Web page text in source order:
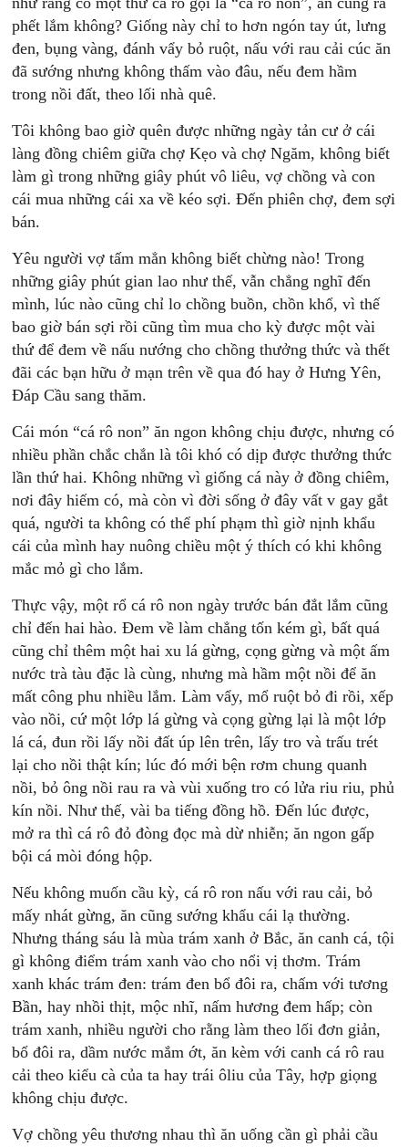
phết lắm không? Giống này chỉ to hơn ngón tay út, lưng
đen, bụng vàng, đánh vẩy bỏ ruột, nấu với rau cải cúc ăn
đã sướng nhưng không thấm vào đâu, nếu đem hầm
trong nồi đất, theo lối nhà quê.
Tôi không bao giờ quên được những ngày tản cư ở cái
làng đồng chiêm giữa chợ Kẹo và chợ Ngăm, không biết
làm gì trong những giây phút vô liêu, vợ chồng và con
cái mua những cái xa về kéo sợi. Đến phiên chợ, đem sợi
bán.
Yêu người vợ tấm mẳn không biết chừng nào! Trong
những giây phút gian lao như thế, vẫn chẳng nghĩ đến
mình, lúc nào cũng chỉ lo chồng buồn, chồn khổ, vì thế
bao giờ bán sợi rồi cũng tìm mua cho kỳ được một vài
thứ để đem về nấu nướng cho chồng thưởng thức và thết
đãi các bạn hữu ở mạn trên về qua đó hay ở Hưng Yên,
Đáp Cầu sang thăm.
Cái món “cá rô non” ăn ngon không chịu được, nhưng có
nhiều phần chắc chắn là tôi khó có dịp được thưởng thức
lần thứ hai. Không những vì giống cá này ở đồng chiêm,
nơi đây hiếm có, mà còn vì đời sống ở đây vất v gay gắt
quá, người ta không có thể phí phạm thì giờ nịnh khẩu
cái của mình hay nuông chiều một ý thích có khi không
mắc mỏ gì cho lắm.
Thực vậy, một rổ cá rô non ngày trước bán đắt lắm cũng
chỉ đến hai hào. Đem về làm chẳng tốn kém gì, bất quá
cũng chỉ thêm một hai xu lá gừng, cọng gừng và một ấm
nước trà tàu đặc là cùng, nhưng mà hầm một nồi để ăn
mất công phu nhiều lắm. Làm vẩy, mổ ruột bỏ đi rồi, xếp
vào nồi, cứ một lớp lá gừng và cọng gừng lại là một lớp
lá cá, đun rồi lấy nồi đất úp lên trên, lấy tro và trấu trét
lại cho nồi thật kín; lúc đó mới bện rơm chung quanh
nồi, bỏ ông nồi rau ra và vùi xuống tro có lửa riu riu, phủ
kín nồi. Như thế, vài ba tiếng đồng hồ. Đến lúc được,
mở ra thì cá rô đỏ đòng đọc mà dừ nhiễn; ăn ngon gấp
bội cá mòi đóng hộp.
Nếu không muốn cầu kỳ, cá rô ron nấu với rau cải, bỏ
mấy nhát gừng, ăn cũng sướng khẩu cái lạ thường.
Nhưng tháng sáu là mùa trám xanh ở Bắc, ăn canh cá, tội
gì không điểm trám xanh vào cho nổi vị thơm. Trám
xanh khác trám đen: trám đen bổ đôi ra, chấm với tương
Bần, hay nhồi thịt, mộc nhĩ, nấm hương đem hấp; còn
trám xanh, nhiều người cho rằng làm theo lối đơn giản,
bổ đôi ra, dầm nước mắm ớt, ăn kèm với canh cá rô rau
cải theo kiểu cà của ta hay trái ôliu của Tây, hợp giọng
không chịu được.
Vợ chồng yêu thương nhau thì ăn uống cần gì phải cầu